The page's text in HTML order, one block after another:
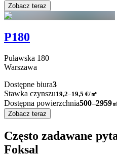
Zobacz teraz
P180
Puławska 180
Warszawa
Dostępne biura3
Stawka czynszu19,2–19,5 €/㎡
Dostępna powierzchnia500–2959
Zobacz teraz
Często zadawane
Foksal